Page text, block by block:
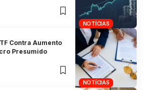
NOTÍCIAS
NOTÍCIAS
Contra Aumento
Presumido